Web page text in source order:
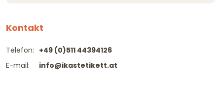
Kontakt
Telefon:
E-mail:
+49 (0)511 44394126
info@ikastetikett.at